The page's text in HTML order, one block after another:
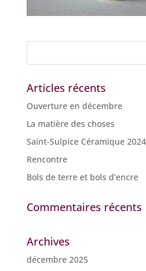
Articles récents
Ouverture en décembre
La matière des choses
Saint-Sulpice Céramique 2024
Rencontre
Bols de terre et bols d’encre
Commentaires récents
Archives
décembre 2025